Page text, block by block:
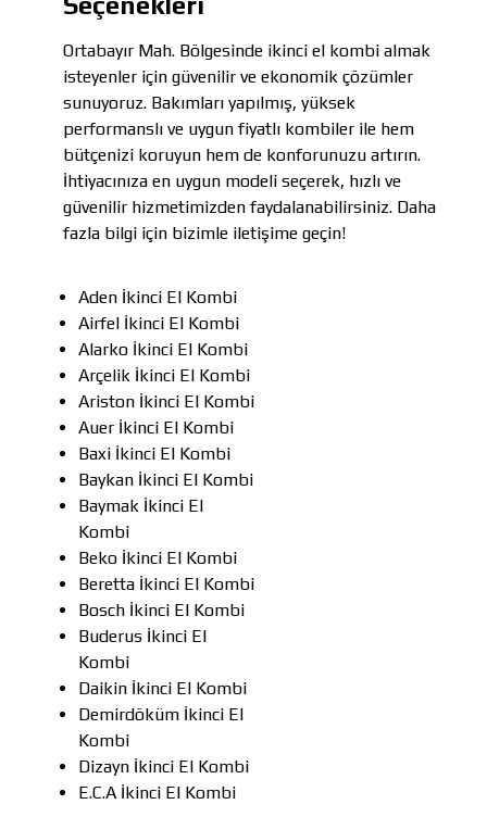
Ortabayır Mah. Bölgesinde ikinci el kombi almak
isteyenler için güvenilir ve ekonomik çözümler
sunuyoruz. Bakımları yapılmış, yüksek
performanslı ve uygun fiyatlı kombiler ile hem
bütçenizi koruyun hem de konforunuzu artırın.
İhtiyacınıza en uygun modeli seçerek, hızlı ve
güvenilir hizmetimizden faydalanabilirsiniz. Daha
fazla bilgi için bizimle iletişime geçin!
Aden İkinci El Kombi
Airfel İkinci El Kombi
Alarko İkinci El Kombi
Arçelik İkinci El Kombi
Ariston İkinci El Kombi
Auer İkinci El Kombi
Baxi İkinci El Kombi
Baykan İkinci El Kombi
Baymak İkinci El
Kombi
Beko İkinci El Kombi
Beretta İkinci El Kombi
Bosch İkinci El Kombi
Buderus İkinci El
Kombi
Daikin İkinci El Kombi
Demirdöküm İkinci El
Kombi
Dizayn İkinci El Kombi
E.C.A İkinci El Kombi